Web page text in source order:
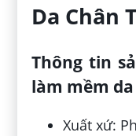
Da Chân
Thông tin
làm mềm
Xuất xứ: